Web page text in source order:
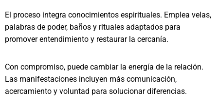
El proceso integra conocimientos espirituales. Emplea velas,
palabras de poder, baños y rituales adaptados para
promover entendimiento y restaurar la cercanía.
Con compromiso, puede cambiar la energía de la relación.
Las manifestaciones incluyen más comunicación,
acercamiento y voluntad para solucionar diferencias.